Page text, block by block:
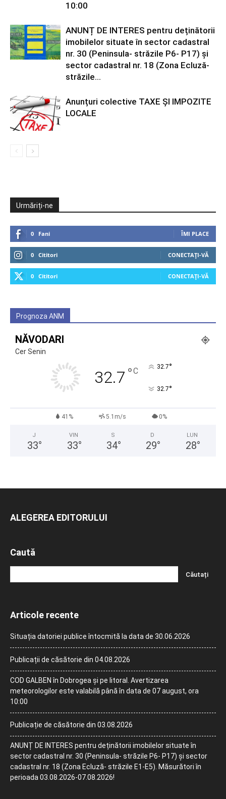
10:00
ANUNȚ DE INTERES pentru deținătorii
imobilelor situate în sector cadastral
nr. 30 (Peninsula- străzile P6- P17) și
sector cadastral nr. 18 (Zona Ecluză-
străzile...
Anunțuri colective TAXE ȘI IMPOZITE
LOCALE
Urmăriți-ne
0 Fani ÎMI PLACE
0 Cititori CONECTAȚI-VĂ
0 Cititori CONECTAȚI-VĂ
Prognoza ANM
NĂVODARI
Cer Senin
32.7 °C 32.7°
32.7°
41% 5.1m/s 0%
J
33°
VIN
33°
S
34°
D
29°
LUN
28°
ALEGEREA EDITORULUI
Caută
Articole recente
Situația datoriei publice întocmită la data de 30.06.2026
Publicații de căsătorie din 04.08.2026
COD GALBEN în Dobrogea și pe litoral. Avertizarea
meteorologilor este valabilă până în data de 07 august, ora
10:00
Publicație de căsătorie din 03.08.2026
ANUNȚ DE INTERES pentru deținătorii imobilelor situate în
sector cadastral nr. 30 (Peninsula- străzile P6- P17) și sector
cadastral nr. 18 (Zona Ecluză- străzile E1-E5). Măsurători în
perioada 03.08.2026-07.08.2026!